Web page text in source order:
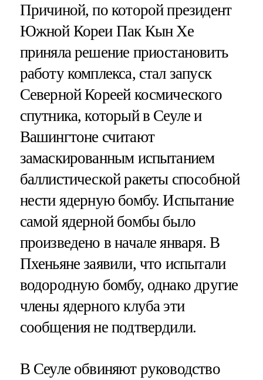
Причиной, по которой президент
Южной Кореи Пак Кын Хе
приняла решение приостановить
работу комплекса, стал запуск
Северной Кореей космического
спутника, который в Сеуле и
Вашингтоне считают
замаскированным испытанием
баллистической ракеты способной
нести ядерную бомбу. Испытание
самой ядерной бомбы было
произведено в начале января. В
Пхеньяне заявили, что испытали
водородную бомбу, однако другие
члены ядерного клуба эти
сообщения не подтвердили.
В Сеуле обвиняют руководство